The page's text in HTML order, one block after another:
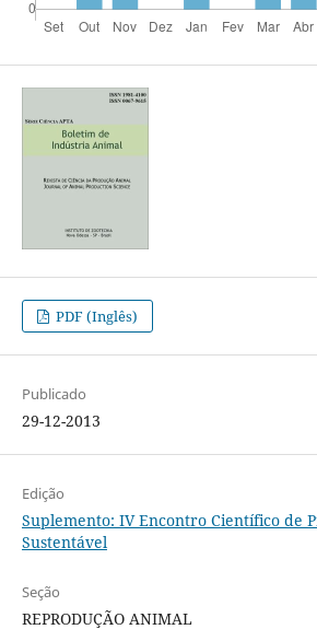
PDF (Inglês)
Publicado
29-12-2013
Edição
Suplemento: IV Encontro Científico de
Sustentável
Seção
REPRODUÇÃO ANIMAL